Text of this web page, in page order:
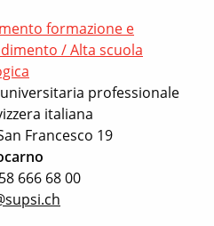
formazione e
/ Alta scuola
professionale
italiana
Francesco 19
666 68 00